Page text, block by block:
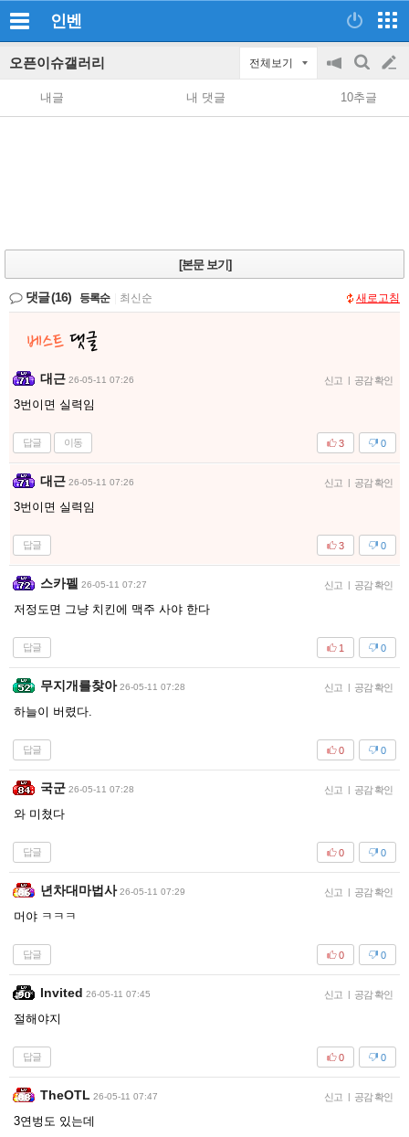
인벤
오픈이슈갤러리 전체보기
공
지
on/off
검
색
글
쓰
내글 내 댓글 10추글
[본문 보기]
댓글(16) 등록순 최신순 새로고침
대근 26-05-11 07:26 신고 | 공감 확인
3번이면 실력임
답글 이동 0
3
대근 26-05-11 07:26 신고 | 공감 확인
3번이면 실력임
답글 0
3
스카펠 26-05-11 07:27 신고 | 공감 확인
저정도면 그냥 치킨에 맥주 사야 한다
답글 0
1
무지개를찾아 26-05-11 07:28 신고 | 공감 확인
하늘이 버렸다.
답글 0
0
국군 26-05-11 07:28 신고 | 공감 확인
와 미쳤다
답글 0
0
년차대마법사 26-05-11 07:29 신고 | 공감 확인
머야 ㅋㅋㅋ
답글 0
0
Invited 26-05-11 07:45 신고 | 공감 확인
절해야지
답글 0
0
TheOTL 26-05-11 07:47 신고 | 공감 확인
3연벙도 있는데